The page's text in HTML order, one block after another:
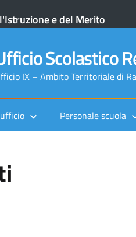
e del Merito
Scolastico
IX – Ambito Territoriale di
Personale scuola